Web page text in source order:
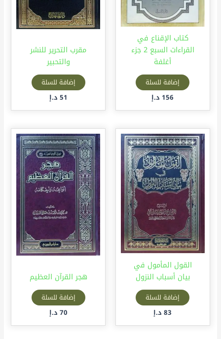
كتاب الإقناع في
القراءات السبع 2 جزء
أغلفة
إضافة للسلة
156 د.إ
مقرب التحرير للنشر
والتحبير
إضافة للسلة
51 د.إ
القول المأمول في
بيان أسباب النزول
إضافة للسلة
83 د.إ
هجر القرآن العظيم
إضافة للسلة
70 د.إ